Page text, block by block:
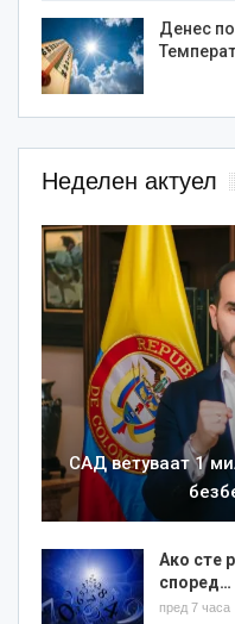
Денес
Неделен актуел
САД ветуваат 1
Ако сте
според…
пред 7 часа